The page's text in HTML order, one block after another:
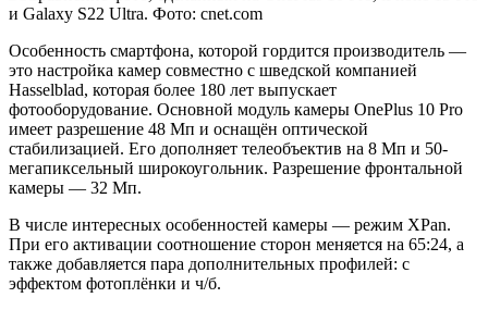
и Galaxy S22 Ultra. Фото: cnet.com
Особенность смартфона, которой гордится производитель —
это настройка камер совместно с шведской компанией
Hasselblad, которая более 180 лет выпускает
фотооборудование. Основной модуль камеры OnePlus 10 Pro
имеет разрешение 48 Мп и оснащён оптической
стабилизацией. Его дополняет телеобъектив на 8 Мп и 50-
мегапиксельный широкоугольник. Разрешение фронтальной
камеры — 32 Мп.
В числе интересных особенностей камеры — режим XPan.
При его активации соотношение сторон меняется на 65:24, а
также добавляется пара дополнительных профилей: с
эффектом фотоплёнки и ч/б.